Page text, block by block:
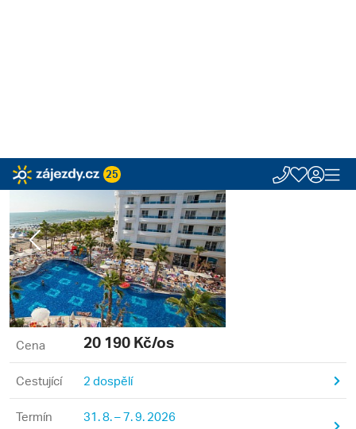
Previous
Cena 20 190 Kč/os
Cestující 2 dospělí
Termín 31. 8. – 7. 9. 2026